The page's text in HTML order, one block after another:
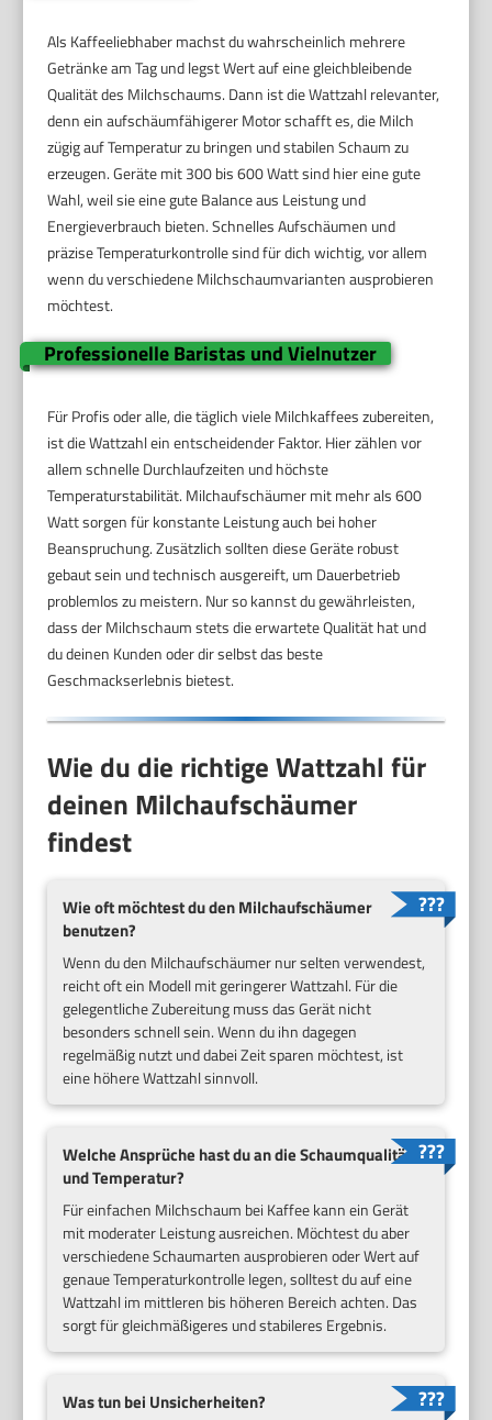
Als Kaffeeliebhaber machst du wahrscheinlich mehrere
Getränke am Tag und legst Wert auf eine gleichbleibende
Qualität des Milchschaums. Dann ist die Wattzahl relevanter,
denn ein aufschäumfähigerer Motor schafft es, die Milch
zügig auf Temperatur zu bringen und stabilen Schaum zu
erzeugen. Geräte mit 300 bis 600 Watt sind hier eine gute
Wahl, weil sie eine gute Balance aus Leistung und
Energieverbrauch bieten. Schnelles Aufschäumen und
präzise Temperaturkontrolle sind für dich wichtig, vor allem
wenn du verschiedene Milchschaumvarianten ausprobieren
möchtest.
Professionelle Baristas und Vielnutzer
Für Profis oder alle, die täglich viele Milchkaffees zubereiten,
ist die Wattzahl ein entscheidender Faktor. Hier zählen vor
allem schnelle Durchlaufzeiten und höchste
Temperaturstabilität. Milchaufschäumer mit mehr als 600
Watt sorgen für konstante Leistung auch bei hoher
Beanspruchung. Zusätzlich sollten diese Geräte robust
gebaut sein und technisch ausgereift, um Dauerbetrieb
problemlos zu meistern. Nur so kannst du gewährleisten,
dass der Milchschaum stets die erwartete Qualität hat und
du deinen Kunden oder dir selbst das beste
Geschmackserlebnis bietest.
Wie du die richtige Wattzahl für
deinen Milchaufschäumer
findest
Wie oft möchtest du den Milchaufschäumer
benutzen?
Wenn du den Milchaufschäumer nur selten verwendest,
reicht oft ein Modell mit geringerer Wattzahl. Für die
gelegentliche Zubereitung muss das Gerät nicht
besonders schnell sein. Wenn du ihn dagegen
regelmäßig nutzt und dabei Zeit sparen möchtest, ist
eine höhere Wattzahl sinnvoll.
Welche Ansprüche hast du an die Schaumqualität
und Temperatur?
Für einfachen Milchschaum bei Kaffee kann ein Gerät
mit moderater Leistung ausreichen. Möchtest du aber
verschiedene Schaumarten ausprobieren oder Wert auf
genaue Temperaturkontrolle legen, solltest du auf eine
Wattzahl im mittleren bis höheren Bereich achten. Das
sorgt für gleichmäßigeres und stabileres Ergebnis.
Was tun bei Unsicherheiten?